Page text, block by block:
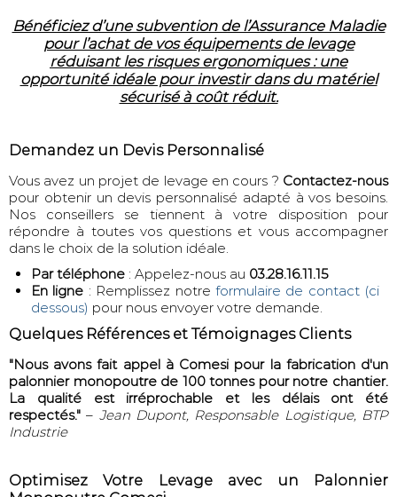
Bénéficiez d’une subvention de l’Assurance Maladie
pour l’achat de vos équipements de levage
réduisant les risques ergonomiques : une
opportunité idéale pour investir dans du matériel
sécurisé à coût réduit.
Demandez un Devis Personnalisé
Vous avez un projet de levage en cours ? Contactez-nous
pour obtenir un devis personnalisé adapté à vos besoins.
Nos conseillers se tiennent à votre disposition pour
répondre à toutes vos questions et vous accompagner
dans le choix de la solution idéale.
Par téléphone : Appelez-nous au 03.28.16.11.15
En ligne : Remplissez notre formulaire de contact (ci
dessous) pour nous envoyer votre demande.
Quelques Références et Témoignages Clients
"Nous avons fait appel à Comesi pour la fabrication d'un
palonnier monopoutre de 100 tonnes pour notre chantier.
La qualité est irréprochable et les délais ont été
respectés." – Jean Dupont, Responsable Logistique, BTP
Industrie
Optimisez Votre Levage avec un Palonnier